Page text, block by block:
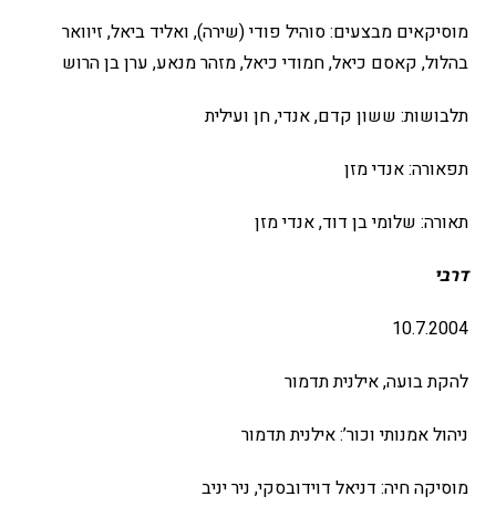
מוסיקאים מבצעים: סוהיל פודי (שירה), ואליד ביאל, זיוואר
בהלול, קאסם כיאל, חמודי כיאל, מזהר מנאע, ערן בן הרוש
תלבושות: ששון קדם, אנדי, חן ועילית
תפאורה: אנדי מזן
תאורה: שלומי בן דוד, אנדי מזן
דרבי
10.7.2004
להקת בועה, אילנית תדמור
ניהול אמנותי וכור’: אילנית תדמור
מוסיקה חיה: דניאל דוידובסקי, ניר יניב